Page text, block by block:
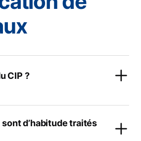
CIP ?
d’habitude traités